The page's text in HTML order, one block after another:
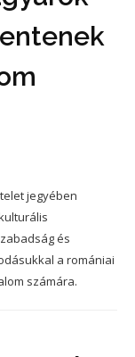
jegyében
és
a romániai
számára.